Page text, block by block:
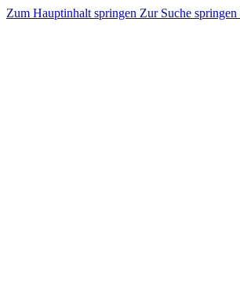
Zum Hauptinhalt springen Zur Suche springen